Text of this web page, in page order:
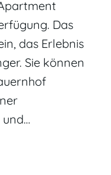
Das
das Erlebnis
Sie können